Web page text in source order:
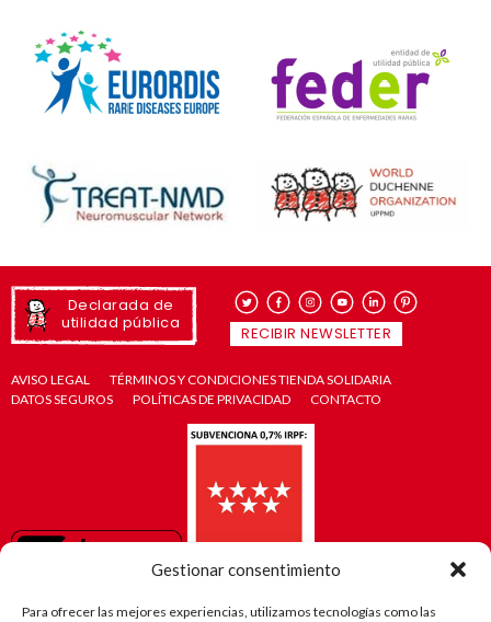
Gestionar consentimiento
Para ofrecer las mejores experiencias, utilizamos tecnologías como las
Declarada de
utilidad pública
RECIBIR NEWSLETTER
AVISO LEGAL
TÉRMINOS Y CONDICIONES TIENDA SOLIDARIA
DATOS SEGUROS
POLÍTICAS DE PRIVACIDAD CONTACTO